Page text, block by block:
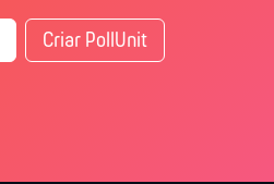
Criar PollUnit